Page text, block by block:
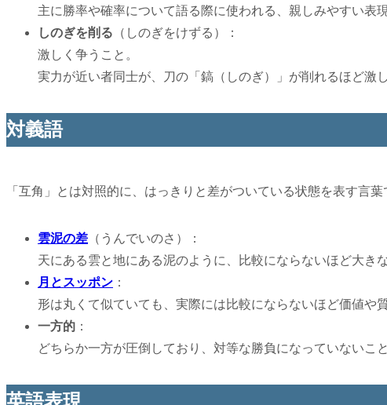
主に勝率や確率について語る際に使われる、親しみやすい表現
しのぎを削る （しのぎをけずる）：
激しく争うこと。
実力が近い者同士が、刀の「鎬（しのぎ）」が削れるほど激
対義語
「互角」とは対照的に、はっきりと差がついている状態を表す言葉
雲泥の差 （うんでいのさ）：
天にある雲と地にある泥のように、比較にならないほど大き
月とスッポン ：
形は丸くて似ていても、実際には比較にならないほど価値や
一方的 ：
どちらか一方が圧倒しており、対等な勝負になっていないこと